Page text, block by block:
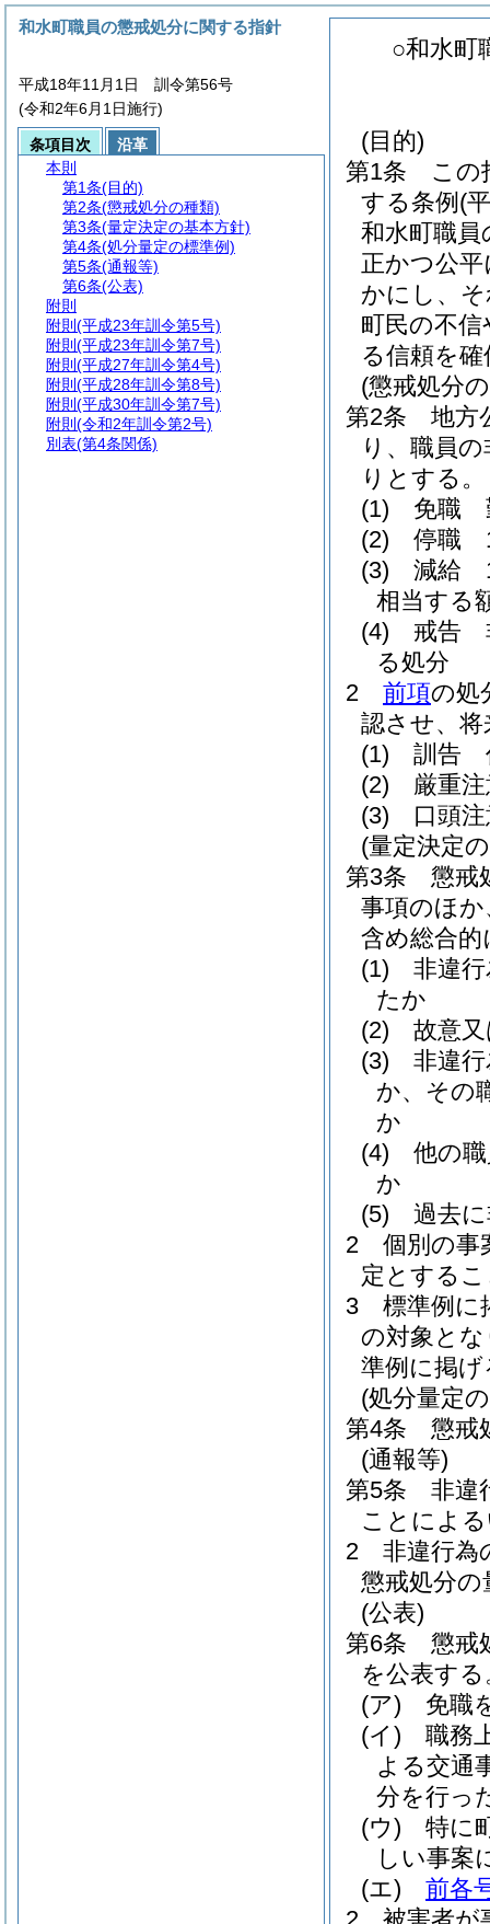
○和水町
(目的)
第1条
この
する条例 (
和水町職
正かつ公
かにし、
町民の不
る信頼を
(懲戒処分
第2条
地方
り、職員
りとする。
(1)
免職
(2)
停職
(3)
減給
相当する
(4)
戒告
る処分
2
前項の処
認させ、将
(1)
訓告
(2)
厳重
(3)
口頭
(量定決定
第3条
懲戒
事項のほ
含め総合
(1)
非違
たか
(2)
故意
(3)
非違
か、その
か
(4)
他の
か
(5)
過去
2
個別の事
定とする
3
標準例に
の対象と
準例に掲
(処分量定
第4条
懲戒
(通報等)
第5条
非違
ことによ
2
非違行為
懲戒処分
(公表)
第6条
懲戒
を公表する
(ア)
免職
(イ)
職務
よる交通
分を行っ
(ウ)
特に
しい事案
(エ)
前各
和水町職員の懲戒処分に関する指針
平成18年11月1日 訓令第56号
(令和2年6月1日施行)
条項目次
沿革
本則
第1条(目的)
第2条(懲戒処分の種類)
第3条(量定決定の基本方針)
第4条(処分量定の標準例)
第5条(通報等)
第6条(公表)
附則
附則 (平成23年訓令第5号)
附則 (平成23年訓令第7号)
附則 (平成27年訓令第4号)
附則 (平成28年訓令第8号)
附則 (平成30年訓令第7号)
附則 (令和2年訓令第2号)
別表(第4条関係)